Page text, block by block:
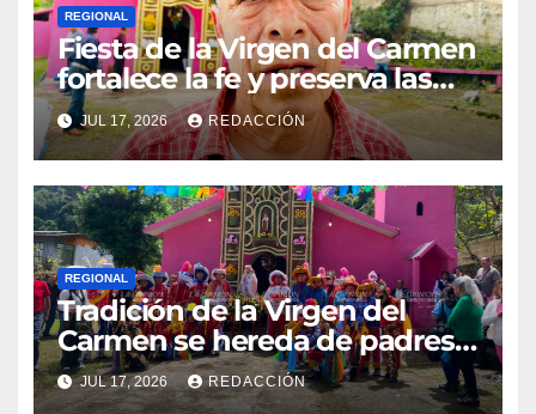
REGIONAL
Fiesta de la Virgen del Carmen
fortalece la fe y preserva las
tradiciones en El Esquilón
JUL 17, 2026 REDACCIÓN
REGIONAL
Tradición de la Virgen del
Carmen se hereda de padres a
hijos en El Esquilón, Jilotepec
JUL 17, 2026 REDACCIÓN